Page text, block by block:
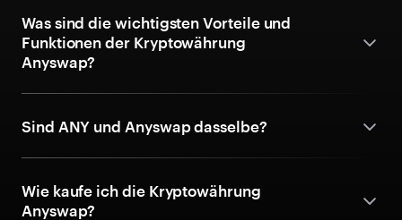
Was sind die wichtigsten Vorteile und
Funktionen der Kryptowährung
Anyswap?
Sind ANY und Anyswap dasselbe?
Wie kaufe ich die Kryptowährung
Anyswap?